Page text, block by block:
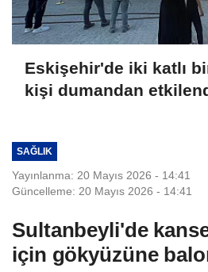
Eskişehir'de iki katlı
kişi dumandan
SAĞLIK
Yayınlanma: 20 Mayıs 2026 - 14:41
Güncelleme: 20 Mayıs 2026 - 14:41
Sultanbeyli'de
için gökyüzüne